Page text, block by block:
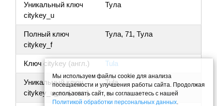
Уникальный ключ
citykey_u
Тула
Полный ключ
citykey_f
Тула, 71, Тула
Ключ citykey (англ.) Tula
Уникальный ключ
citykey_u_en (англ.)
Tula
Мы используем файлы cookie для анализа
посещаемости и улучшения работы сайта. Продолжая
использовать сайт, вы соглашаетесь с нашей
Политикой обработки персональных данных